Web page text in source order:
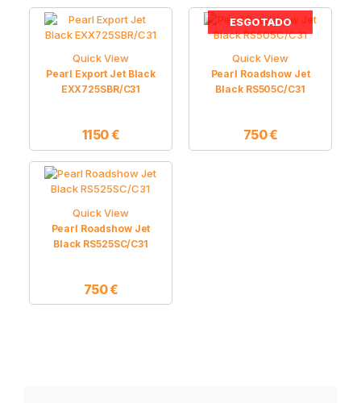
Quick View
Pearl Export Jet Black
EXX725SBR/C31
1150€
ESGOTADO
Quick View
Pearl Roadshow Jet
Black RS505C/C31
750€
Quick View
Pearl Roadshow Jet
Black RS525SC/C31
750€